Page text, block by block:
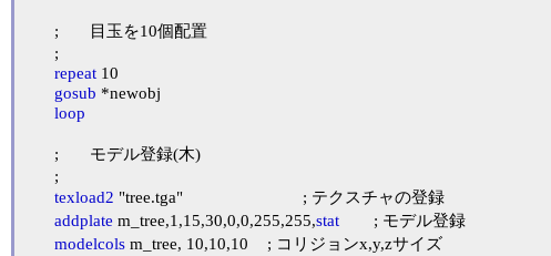
repeat 10
gosub *newobj
loop
texload2 "tree.tga"				; テクスチャの登録
addplate m_tree,1,15,30,0,0,255,255,stat
modelcols m_tree, 10,10,10	; コリジョンx,y,zサイズ